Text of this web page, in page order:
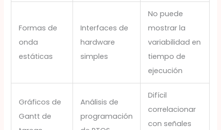
Formas de
onda
estáticas
Interfaces de
hardware
simples
No puede
mostrar la
variabilidad en
tiempo de
ejecución
Gráficos de
Gantt de
Análisis de
programación
Difícil
correlacionar
con señales